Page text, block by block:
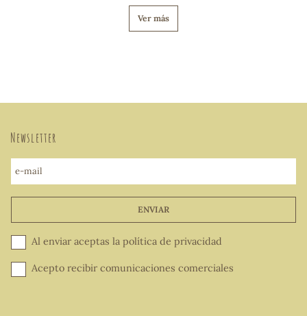
Ver más
Newsletter
e-mail
ENVIAR
Al enviar aceptas la política de privacidad
Acepto recibir comunicaciones comerciales